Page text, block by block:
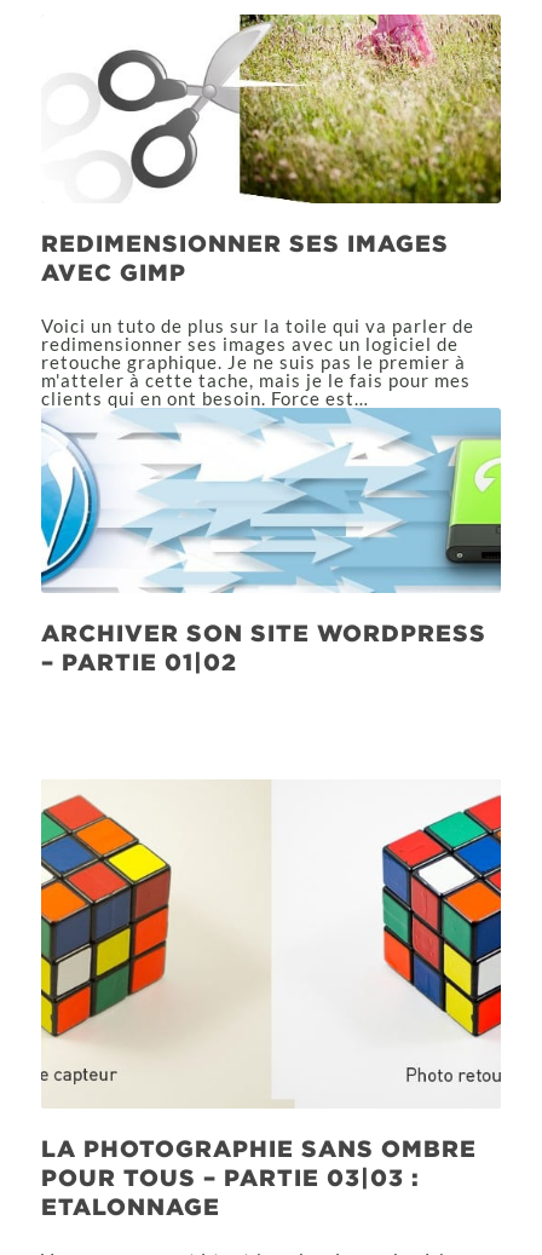
REDIMENSIONNER SES IMAGES
AVEC GIMP
Voici un tuto de plus sur la toile qui va parler de
redimensionner ses images avec un logiciel de
retouche graphique. Je ne suis pas le premier à
m'atteler à cette tache, mais je le fais pour mes
clients qui en ont besoin. Force est…
ARCHIVER SON SITE WORDPRESS
– PARTIE 01|02
LA PHOTOGRAPHIE SANS OMBRE
POUR TOUS – PARTIE 03|03 :
ETALONNAGE